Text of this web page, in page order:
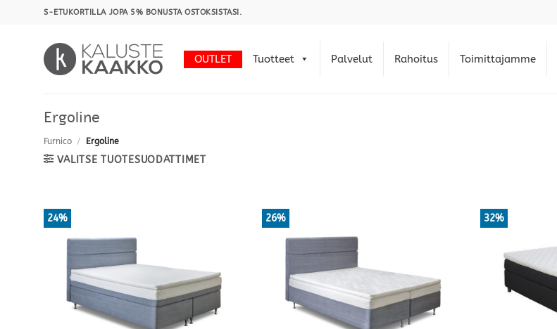
S-ETUKORTILLA JOPA 5% BONUSTA OSTOKSISTASI.
OUTLET Tuotteet Palvelut Rahoitus Toimittajamme
Ergoline
Furnico / Ergoline
VALITSE TUOTESUODATTIMET
24% 26% 32%